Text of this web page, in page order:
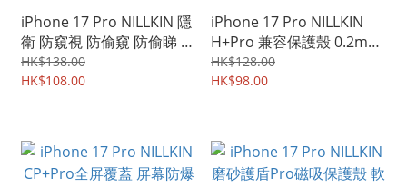
iPhone 17 Pro NILLKIN 隱
衛 防窺視 防偷窺 防偷睇 保
私隱 強化玻璃貼 鋼化玻璃
膜 9599A
HK$138.00
HK$108.00
iPhone 17 Pro NILLKIN
H+Pro 兼容保護殼 0.2mm
2.5D弧邊 屏幕防爆強化玻
璃保護貼 鋼化玻璃膜
HK$128.00
HK$98.00